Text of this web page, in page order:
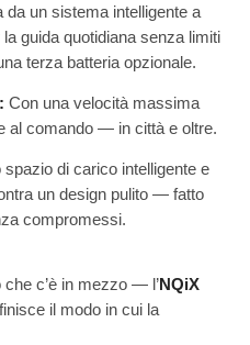
da un sistema intelligente a
guida quotidiana senza limiti
terza batteria opzionale.
Con una velocità massima
al comando — in città e oltre.
spazio di carico intelligente e
un design pulito — fatto
compromessi.
c’è in mezzo — l’NQiX
il modo in cui la